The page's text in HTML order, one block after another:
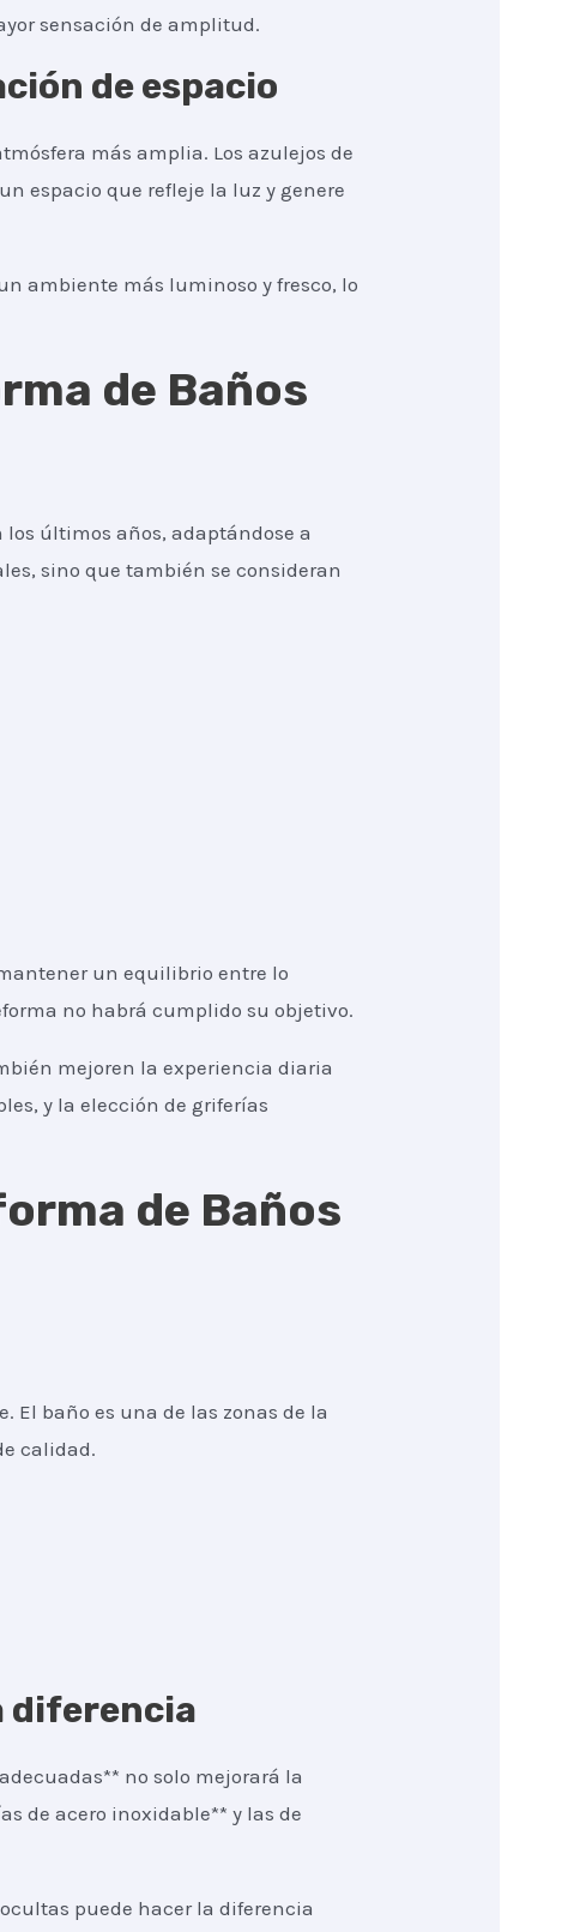
sensación de amplitud.
de espacio
más amplia. Los azulejos de
espacio que refleje la luz y genere
ambiente más luminoso y fresco, lo
de Baños
últimos años, adaptándose a
sino que también se consideran
un equilibrio entre lo
no habrá cumplido su objetivo.
mejoren la experiencia diaria
y la elección de griferías
de Baños
El baño es una de las zonas de la
calidad.
diferencia
no solo mejorará la
de acero inoxidable** y las de
puede hacer la diferencia